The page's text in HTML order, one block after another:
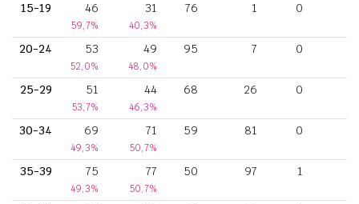
15-19 46
59,7%
31
40,3%
76 1 0
20-24 53
52,0%
49
48,0%
95 7 0
25-29 51
53,7%
44
46,3%
68 26 0
30-34 69
49,3%
71
50,7%
59 81 0
35-39 75
49,3%
77
50,7%
50 97 1